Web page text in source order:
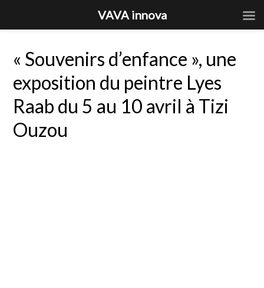
« Souvenirs d’enfance », une
exposition du peintre Lyes
Raab du 5 au 10 avril à Tizi
Ouzou
VAVA innova